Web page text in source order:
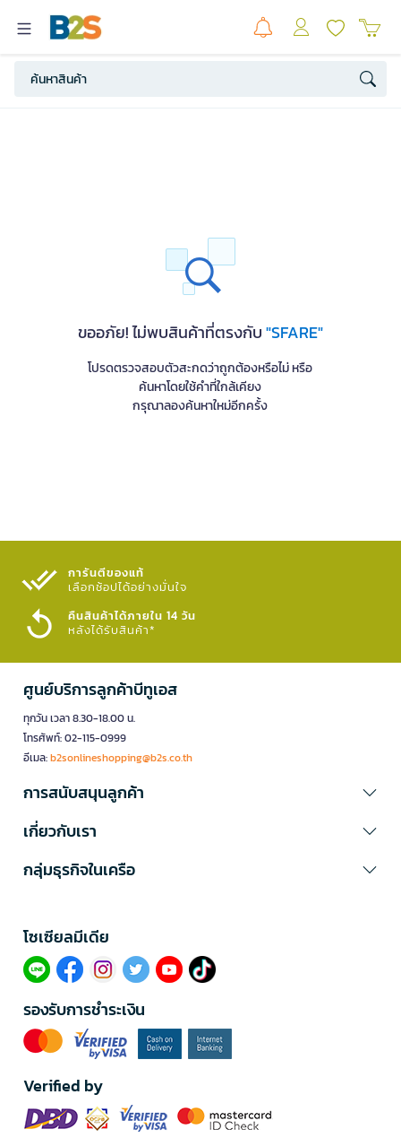
ขออภัย! ไม่พบสินค้าที่ตรงกับ"SFARE"
โปรดตรวจสอบตัวสะกดว่าถูกต้องหรือไม่ หรือ
ค้นหาโดยใช้คำที่ใกล้เคียง
กรุณาลองค้นหาใหม่อีกครั้ง
การันตีของแท้
เลือกช้อปได้อย่างมั่นใจ​
คืนสินค้าได้ภายใน 14 วัน
หลังได้รับสินค้า*
ศูนย์บริการลูกค้าบีทูเอส
ทุกวัน เวลา 8.30-18.00 น.
โทรศัพท์: 02-115-0999
อีเมล:b2sonlineshopping@b2s.co.th
การสนับสนุนลูกค้า
เกี่ยวกับเรา
กลุ่มธุรกิจในเครือ
โซเซียลมีเดีย​
รองรับการชำระเงิน
Verified by